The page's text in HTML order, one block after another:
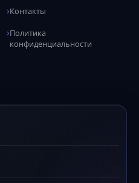
Контакты
Политика
конфиденциальности